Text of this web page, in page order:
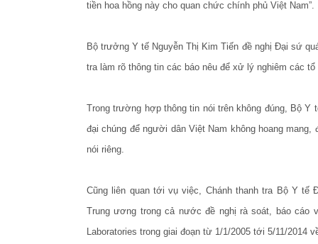
tiền hoa hồng này cho quan chức chính phủ Việt Nam”.
Bộ trưởng Y tế Nguyễn Thị Kim Tiến đề nghị Đại sứ
tra làm rõ thông tin các báo nêu để xử lý nghiêm các
Trong trường hợp thông tin nói trên không đúng, Bộ
đại chúng để người dân Việt Nam không hoang
nói riêng.
Cũng liên quan tới vụ việc, Chánh thanh tra Bộ Y
Trung ương trong cả nước đề nghị rà soát, báo cáo
Laboratories trong giai đoạn từ 1/1/2005 tới 5/11/2014